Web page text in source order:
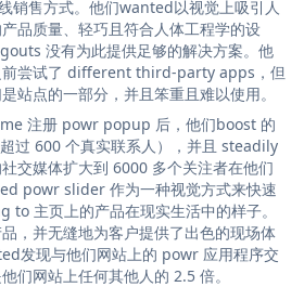
销售方式。他们wanted以视觉上吸引人
品质量、轻巧且符合人体工程学的设
没有为此提供足够的解决方案。他
尝试了 different third-party apps，但
站点的一部分，并且笨重且难以使用。
注册 powr popup 后，他们boost 的
过 600 个真实联系人），并且 steadily
交媒体扩大到 6000 多个关注者在他们
powr slider 作为一种视觉方式来快速
to 主页上的产品在现实生活中的样子。
，并无缝地为客户提供了出色的现场体
发现与他们网站上的 powr 应用程序交
们网站上任何其他人的 2.5 倍。